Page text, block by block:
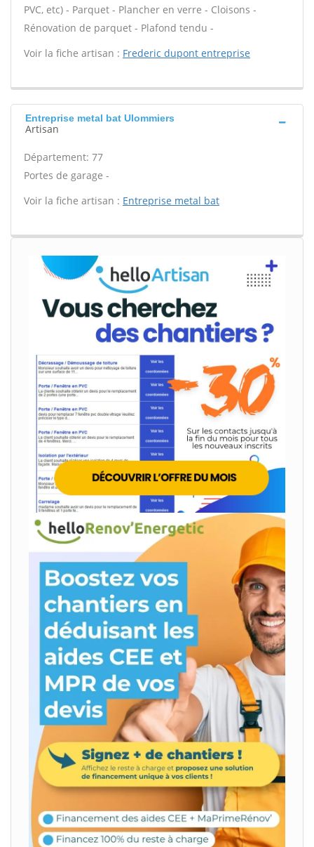
PVC, etc) - Parquet - Plancher en verre - Cloisons -
Rénovation de parquet - Plafond tendu -
Voir la fiche artisan : Frederic dupont entreprise
Entreprise metal bat Ulommiers
Artisan
Département: 77
Portes de garage -
Voir la fiche artisan : Entreprise metal bat